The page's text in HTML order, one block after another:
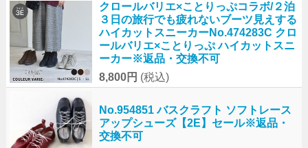
クロールバリエ×ことりっぷコラボ/２泊
３日の旅行でも疲れないブーツ見えする
ハイカットスニーカーNo.474283C クロ
ールバリエ×ことりっぷ ハイカットスニ
ーカー※返品・交換不可
8,800円 (税込)
No.954851 バスクラフト ソフトレース
アップシューズ【2E】セール※返品・
交換不可